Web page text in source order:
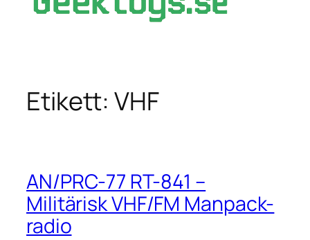
Etikett:VHF
AN/PRC-77 RT-841 –
Militärisk VHF/FM Manpack-
radio